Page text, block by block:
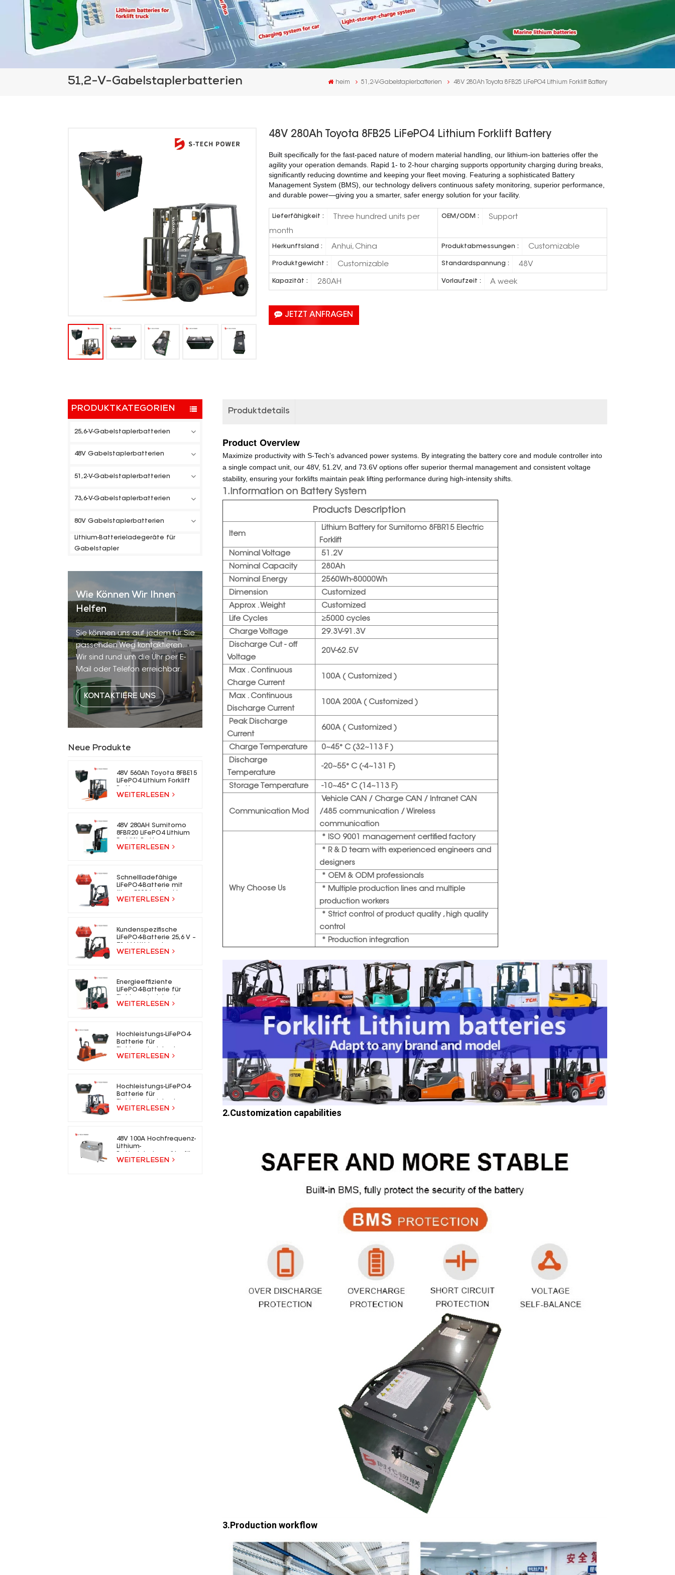
51,2-V-Gabelstaplerbatterien heim 51,2-V-Gabelstaplerbatterien 48V 280Ah Toyota 8FB25 LiFePO4 Lithium Forklift Battery
48V 280Ah Toyota 8FB25 LiFePO4 Lithium Forklift Battery
Built specifically for the fast-paced nature of modern material handling, our lithium-ion batteries offer the
agility your operation demands. Rapid 1- to 2-hour charging supports opportunity charging during breaks,
significantly reducing downtime and keeping your fleet moving. Featuring a sophisticated Battery
Management System (BMS), our technology delivers continuous safety monitoring, superior performance,
and durable power—giving you a smarter, safer energy solution for your facility.
Lieferfähigkeit :
Three hundred units per
month
OEM/ODM : Support
Herkunftsland : Anhui, China Produktabmessungen : Customizable
Produktgewicht : Customizable Standardspannung : 48V
Kapazität : 280AH Vorlaufzeit : A week
JETZT ANFRAGEN
PRODUKTKATEGORIEN
25,6-V-Gabelstaplerbatterien
48V Gabelstaplerbatterien
51,2-V-Gabelstaplerbatterien
73,6-V-Gabelstaplerbatterien
80V Gabelstaplerbatterien
Lithium-Batterieladegeräte für
Gabelstapler
Wie Können Wir Ihnen
Helfen
Sie können uns auf jedem für Sie
passenden Weg kontaktieren.
Wir sind rund um die Uhr per E-
Mail oder Telefon erreichbar.
KONTAKTIERE UNS
Neue Produkte
48V 560Ah Toyota 8FBE15
LiFePO4 Lithium Forklift
WEITERLESEN
48V 280AH Sumitomo
8FBR20 LiFePO4 Lithium
WEITERLESEN
Schnellladefähige
LiFePO4-Batterie mit
für Elektrogabelstapler
WEITERLESEN
Kundenspezifische
LiFePO4-Batterie 25,6 V –
Gabelstaplerbatterie
WEITERLESEN
Energieeffiziente
LiFePO4-Batterie für
WEITERLESEN
Hochleistungs-LiFePO4-
Batterie für
WEITERLESEN
Hochleistungs-LiFePO4-
Batterie für
WEITERLESEN
48V 100A Hochfrequenz-
Lithium-
Gabelstapler
WEITERLESEN
Produktdetails
Product Overview
Maximize productivity with S-Tech’s advanced power systems. By integrating the battery core and module controller into
a single compact unit, our 48V, 51.2V, and 73.6V options offer superior thermal management and consistent voltage
stability, ensuring your forklifts maintain peak lifting performance during high-intensity shifts.
1.Information on Battery System
Products Description
Item
Lithium Batteryfor Sumitomo 8FBR15 Electric
Forklift
Nominal Voltage
51.2V
Nominal Capacity
280Ah
Nominal Energy
2560Wh-80000Wh
Dimension
Customized
Approx . Weight
Customized
Life Cycles
≥5000 cycles
Charge Voltage
29.3V-91.3V
Discharge Cut - off
Voltage
20V-62.5V
Max . Continuous
Charge Current
100A ( Customized )
Max . Continuous
Discharge Current
100A 200A ( Customized )
Peak Discharge
Current
600A ( Customized )
Charge Temperature
0~45° C (32~113 F )
Discharge
Temperature
-20~55° C (-4~131 F)
Storage Temperature -10~45° C (14~113 F)
Communication Mod
Vehicle CAN / Charge CAN / Intranet CAN
/485 communication / Wireless
communication
Why Choose Us
* ISO 9001 management certified factory
* R & D team with experienced engineers and
designers
* OEM & ODM professionals
* Multiple production lines and multiple
production workers
* Strict control of product quality , high quality
control
* Production integration
2.Customization capabilities
3.Production workflow